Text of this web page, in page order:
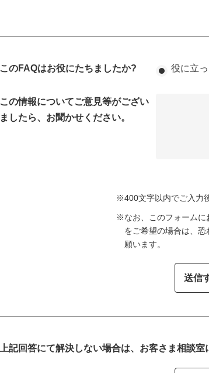
このFAQはお役にたちましたか? 役に立
この情報についてご意見等がござい
ましたら、お聞かせください。
※400文字以内でご入力
※なお、このフォームに
をご希望の場合は、
願います。
上記回答にて解決しない場合は、お客さま相談室